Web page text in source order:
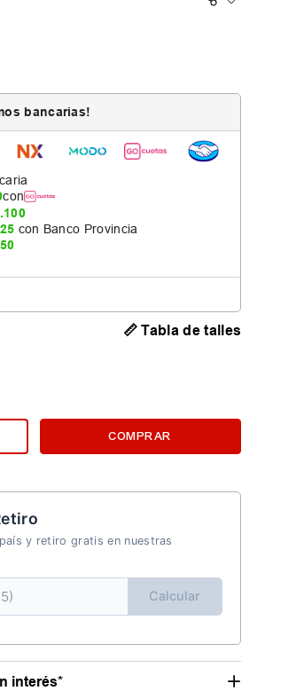
bancarias!
con
.100
con Banco Provincia
📏 Tabla de talles
COMPRAR
y retiro gratis en nuestras
Calcular
interés*